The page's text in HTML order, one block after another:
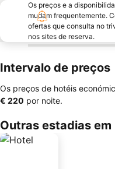
Os preços e a
mudam frequentemente.
ofertas que consulta no
nos sites de reserva.
Intervalo de preços
Os preços de hotéis
‎€ 220 por noite.
Outras estadias em